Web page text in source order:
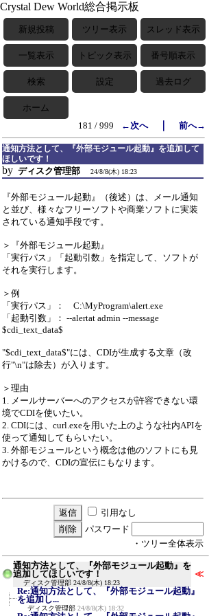
Crystal Dew World総合掲示板
新規投稿 ツリー表示 スレッド表示
一覧表示 トピック表示 番号順表示
検索 設定 過去ログ
ホーム
181 / 999
←次へ｜ 前へ→
通知方法として、『外部モジュール起動』を追加して
ほしいです！
by ディスク管理部 24/8/8(木) 18:23
『外部モジュール起動』（後述）は、メール通知
と並び、様々なフリーソフトや商業ソフトに実装
されている通知手段です。
＞『外部モジュール起動』
「実行パス」「起動引数」を指定して、ソフトが
それを実行します。
＞例
「実行パス」： C:\MyProgram\alert.exe
「起動引数」： --alertat admin --message
$cdi_text_data$
"$cdi_text_data$"には、CDIが生成する文章（改
行"\n"は除去）が入ります。
＞理由
1. メールサーバーへのアクセスが許容できない環
境でCDIを使いたい。
2. CDIには、curl.exeを用いた上のような社内APIを
使って通知してもらいたい。
3. 外部モジュールという概念は他のソフトにも見
かけるので、CDIの宣伝にもなります。
引用なし
パスワード
・ツリー全体表示
通知方法として、『外部モジュール起動』を
追加してほしいです！
ディスク管理部 24/8/8(木) 18:23
≪
Re:通知方法として、『外部モジュール起動』
を追加し...
ディスク管理部 24/8/8(木) 18:32